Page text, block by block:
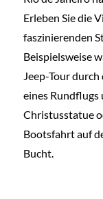
Erleben Sie die
faszinierenden
Beispielsweise
Jeep-Tour
eines Rundflugs
Christusstatue
Bootsfahrt auf
Bucht.